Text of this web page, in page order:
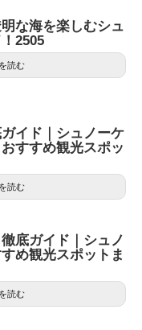
な海を楽しむシュ
2505
読む
ガイド｜シュノーケ
すすめ観光スポッ
読む
底ガイド｜シュノ
め観光スポットま
読む